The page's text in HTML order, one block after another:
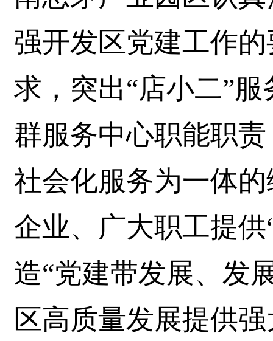
强开发区党建工作
求，突出“店小二”
群服务中心职能职
社会化服务为一体
企业、广大职工提
造“党建带发展、发
区高质量发展提供